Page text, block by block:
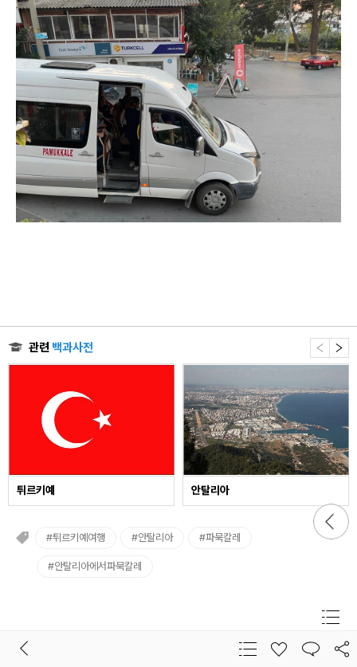
관련 백과사전
튀르키예 안탈리아
#튀르키예여행 #안탈리아 #파묵칼레
#안탈리아에서파묵칼레